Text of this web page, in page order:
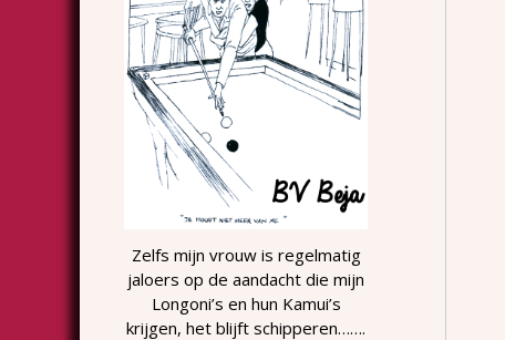
Zelfs mijn vrouw is regelmatig
jaloers op de aandacht die mijn
Longoni’s en hun Kamui’s
krijgen, het blijft schipperen…….